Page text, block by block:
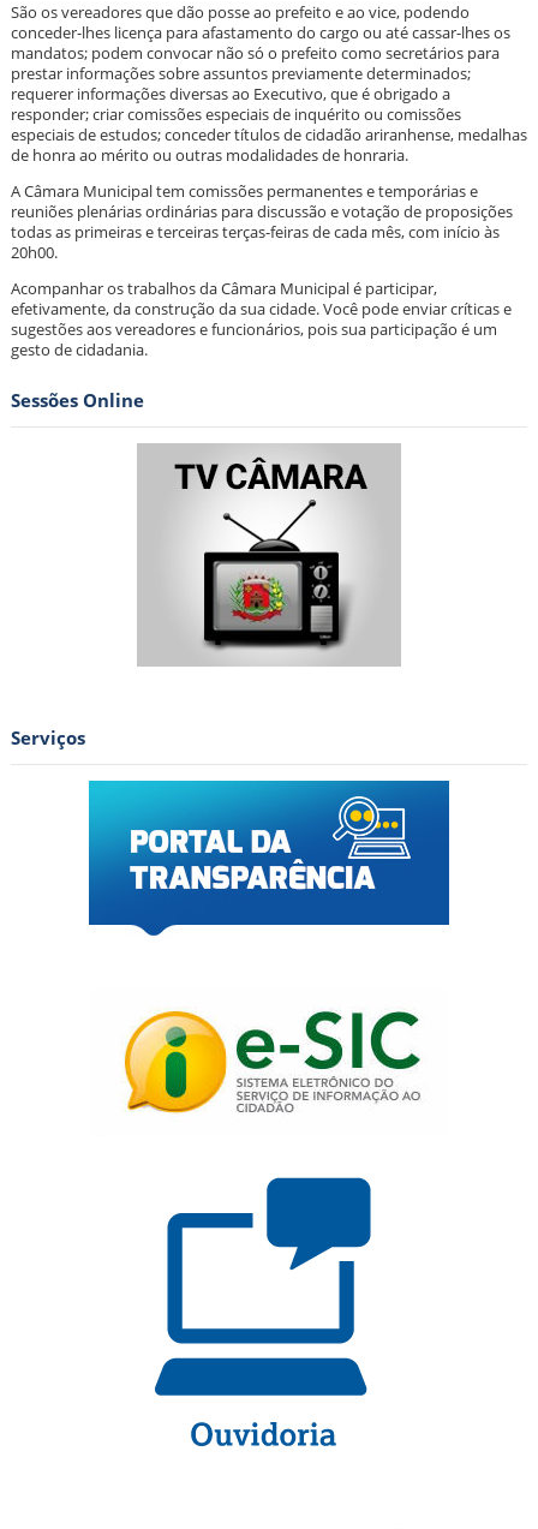
São os vereadores que dão posse ao prefeito e ao vice, podendo
conceder-lhes licença para afastamento do cargo ou até cassar-lhes os
mandatos; podem convocar não só o prefeito como secretários para
prestar informações sobre assuntos previamente determinados;
requerer informações diversas ao Executivo, que é obrigado a
responder; criar comissões especiais de inquérito ou comissões
especiais de estudos; conceder títulos de cidadão ariranhense, medalhas
de honra ao mérito ou outras modalidades de honraria.
A Câmara Municipal tem comissões permanentes e temporárias e
reuniões plenárias ordinárias para discussão e votação de proposições
todas as primeiras e terceiras terças-feiras de cada mês, com início às
20h00.
Acompanhar os trabalhos da Câmara Municipal é participar,
efetivamente, da construção da sua cidade. Você pode enviar críticas e
sugestões aos vereadores e funcionários, pois sua participação é um
gesto de cidadania.
Sessões Online
Serviços